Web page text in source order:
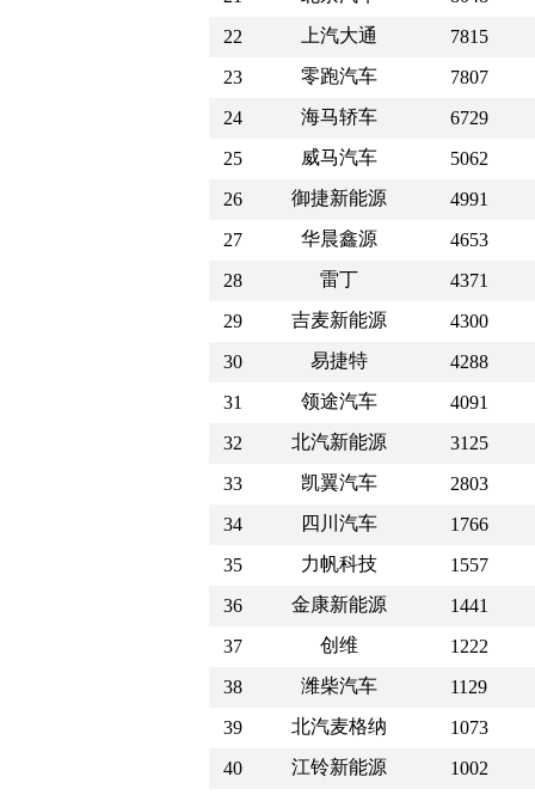
22
上汽大通
7815
23
零跑汽车
7807
24
海马轿车
6729
25
威马汽车
5062
26
御捷新能源
4991
27
华晨鑫源
4653
28
雷丁
4371
29
吉麦新能源
4300
30
易捷特
4288
31
领途汽车
4091
32
北汽新能源
3125
33
凯翼汽车
2803
34
四川汽车
1766
35
力帆科技
1557
36
金康新能源
1441
37
创维
1222
38
潍柴汽车
1129
39
北汽麦格纳
1073
40
江铃新能源
1002